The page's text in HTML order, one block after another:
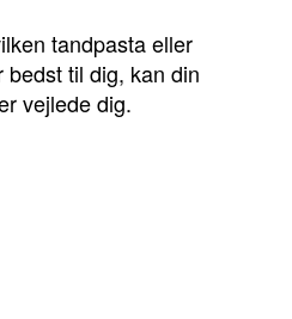
tandpasta eller
til dig, kan din
vejlede dig.